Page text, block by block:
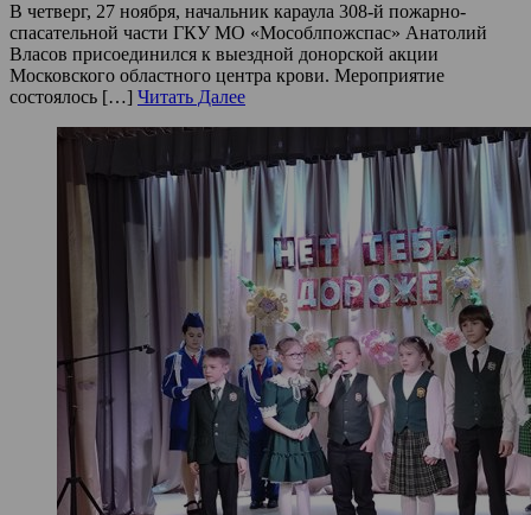
В четверг, 27 ноября, начальник караула 308-й пожарно-
спасательной части ГКУ МО «Мособлпожспас» Анатолий
Власов присоединился к выездной донорской акции
Московского областного центра крови. Мероприятие
состоялось […] Читать Далее